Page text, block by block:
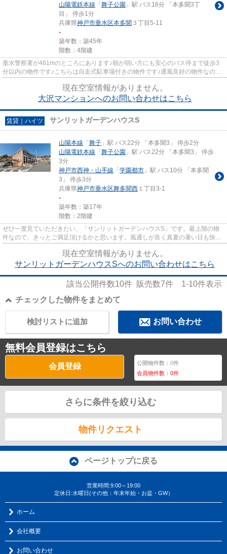
山陽電鉄本線 「 舞子公園 」駅 バス16分 「本多聞3丁
目」 停歩1分
兵庫県神戸市垂水区本多聞 ３丁目5-11
-
築年数：築45年
階数：4階建
垂水警察署が461mのところにあります♪朝が弱い方にも安心のバス停まで徒歩3
分以内の物件です♪こちらは自走式駐車場付きの物件です♪通風良好の物件なので
現在空室情報がありません。
大沢マンションへのお問い合わせはこちら
賃貸｜ハイツ サンリットガーデンハウスS
山陽本線 「 舞子 」駅 バス22分 「本多聞3」 停歩2分
山陽電鉄本線 「 舞子公園 」駅 バス22分 「本多聞3」 停歩
3分
神戸市西神・山手線 「 学園都市 」駅 バス10分 「本多聞
3」 停歩3分
兵庫県神戸市垂水区舞多聞西 １丁目3-1
-
築年数：築17年
階数：2階建
ぜひ一度見ていただきたい、「サンリットガーデンハウスS」です。最上階の物
件なので、きっとご満足頂けるかと思います。風通しが良く真夏の暑い日も快適
現在空室情報がありません。
サンリットガーデンハウスSへのお問い合わせはこちら
該当公開件数10件 販売数7件 1-10件表示
チェックした物件をまとめて
お問い合わせ
検討リストに追加
無料会員登録はこちら
会員登録 公開物件数：0件
会員物件数：0件
さらに条件を絞り込む
物件リクエスト
ページトップに戻る
営業時間:9:00～19:00
定休日:水曜日(その他：年末年始・お盆・GW）
ホーム
会社概要
お問い合わせ